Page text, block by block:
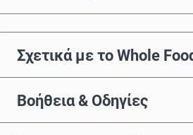
Σχετικά με το Whole
Βοήθεια & Οδηγίες